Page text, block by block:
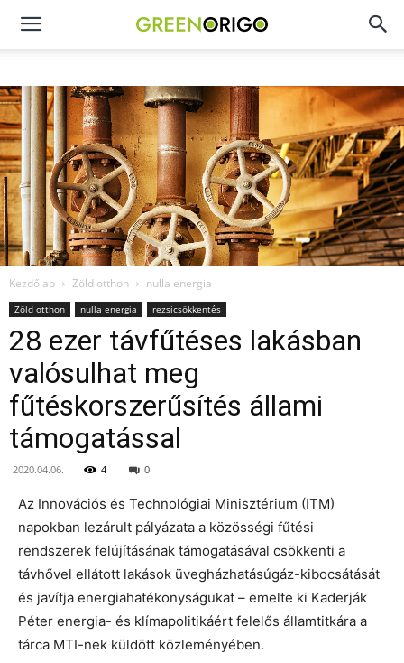
Green
Origo
portál
Kezdőlap Zöld otthon nulla energia
Zöld otthon nulla energia rezsicsökkentés
28 ezer távfűtéses lakásban
valósulhat meg
fűtéskorszerűsítés állami
támogatással
2020.04.06. 4 0
Az Innovációs és Technológiai Minisztérium (ITM)
napokban lezárult pályázata a közösségi fűtési
rendszerek felújításának támogatásával csökkenti a
távhővel ellátott lakások üvegházhatásúgáz-kibocsátását
és javítja energiahatékonyságukat – emelte ki Kaderják
Péter energia- és klímapolitikáért felelős államtitkára a
tárca MTI-nek küldött közleményében.